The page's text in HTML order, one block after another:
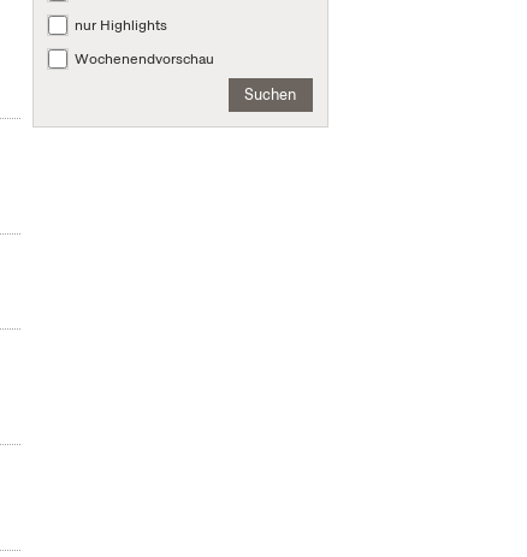
nur Highlights
Wochenendvorschau
Suchen